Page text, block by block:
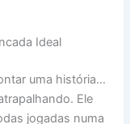
Ideal
uma história…
Ele
jogadas numa